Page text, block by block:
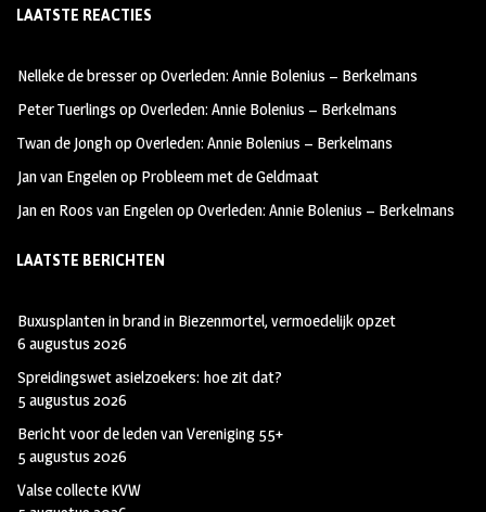
b
oo
k
ag
m
tt
LAATSTE REACTIES
Nelleke de bresseropOverleden: Annie Bolenius – Berkelmans
Peter Tuerlings opOverleden: Annie Bolenius – Berkelmans
Twan de JonghopOverleden: Annie Bolenius – Berkelmans
Jan van Engelenop Probleem met de Geldmaat
Jan en Roos van EngelenopOverleden: Annie Bolenius – Berkelmans
LAATSTE BERICHTEN
Buxusplanten in brand in Biezenmortel, vermoedelijk opzet
6 augustus 2026
Spreidingswet asielzoekers: hoe zit dat?
5 augustus 2026
Bericht voor de leden van Vereniging 55+
5 augustus 2026
Valse collecte KVW